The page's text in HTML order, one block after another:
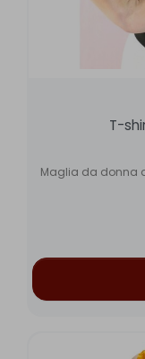
T-
Maglia da donna